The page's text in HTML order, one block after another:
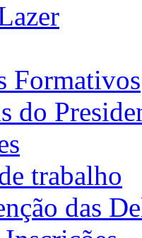
Formativos
do
trabalho
das